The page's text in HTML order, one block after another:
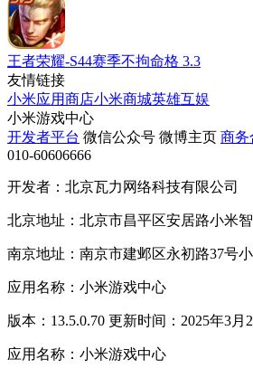
王者荣耀-S44赛季不拘命格 3.3
友情链接
小米应用商店小米商城英雄互娱
小米游戏中心
开发者平台 微信公众号 微博主页 商务
010-60606666
开发者：北京瓦力网络科技有限公司
北京地址：北京市昌平区安居路小米
南京地址：南京市建邺区永初路37号
应用名称：小米游戏中心
版本：13.5.0.70 更新时间：2025年3月
应用名称：小米游戏中心